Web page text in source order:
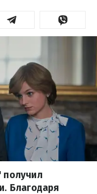
Благодаря